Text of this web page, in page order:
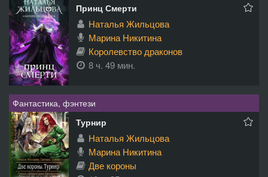
Принц Смерти
Наталья Жильцова
Марина Никитина
Королевство драконов
8 ч. 49 мин.
Фантастика, фэнтези
Турнир
Наталья Жильцова
Марина Никитина
Две короны